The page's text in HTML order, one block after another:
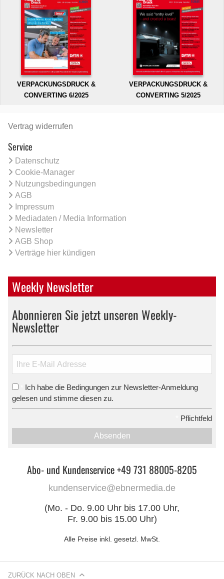
VERPACKUNGSDRUCK &
CONVERTING 6/2025
VERPACKUNGSDRUCK &
CONVERTING 5/2025
Vertrag widerrufen
Service
Datenschutz
Cookie-Manager
Nutzungsbedingungen
AGB
Impressum
Mediadaten / Media Information
Newsletter
AGB Shop
Verträge hier kündigen
Weekly Newsletter
Abonnieren Sie jetzt unseren Weekly-
Newsletter
Ich habe die Bedingungen zur Newsletter-Anmeldung
gelesen und stimme diesen zu.
Pflichtfeld
Absenden
Abo- und Kundenservice +49 731 88005-8205
kundenservice@ebnermedia.de
(Mo. - Do. 9.00 Uhr bis 17.00 Uhr,
Fr. 9.00 bis 15.00 Uhr)
Alle Preise inkl. gesetzl. MwSt.
ZURÜCK NACH OBEN